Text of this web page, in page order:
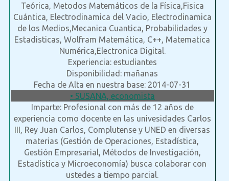
Teórica, Metodos Matemáticos de la Física,Fisica
Cuántica, Electrodinamica del Vacio, Electrodinamica
de los Medios,Mecanica Cuantica, Probabilidades y
Estadisticas, Wolfram Matemática, C++, Matematica
Numérica,Electronica Digital.
Experiencia: estudiantes
Disponibilidad: mañanas
Fecha de Alta en nuestra base: 2014-07-31
• SUSANA, economista
Imparte: Profesional con más de 12 años de
experiencia como docente en las univesidades Carlos
III, Rey Juan Carlos, Complutense y UNED en diversas
materias (Gestión de Operaciones, Estadística,
Gestión Empresarial, Métodos de Investigación,
Estadística y Microeconomía) busca colaborar con
ustedes a tiempo parcial.